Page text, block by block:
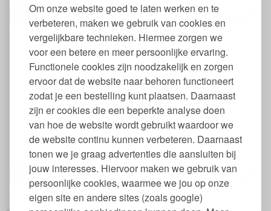
Om onze website goed te laten werken en te
verbeteren, maken we gebruik van cookies en
vergelijkbare technieken. Hiermee zorgen we
voor een betere en meer persoonlijke ervaring.
Functionele cookies zijn noodzakelijk en zorgen
ervoor dat de website naar behoren functioneert
zodat je een bestelling kunt plaatsen. Daarnaast
zijn er cookies die een beperkte analyse doen
van hoe de website wordt gebruikt waardoor we
de website continu kunnen verbeteren. Daarnaast
tonen we je graag advertenties die aansluiten bij
jouw interesses. Hiervoor maken we gebruik van
persoonlijke cookies, waarmee we jou op onze
eigen site en andere sites (zoals google)
Toilettas Medium Bio Katoenen Canvas 24 x 18 x 9 cm